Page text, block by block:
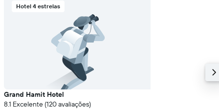
Hotel 4 estrelas
Grand Hamit Hotel
8.1 Excelente (120 avaliações)